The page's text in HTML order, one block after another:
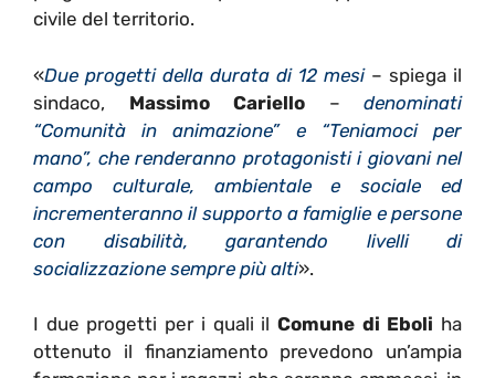
civile del territorio.
«Due progetti della durata di 12 mesi– spiega il
sindaco, Massimo Cariello – denominati
“Comunità in animazione” e “Teniamoci per
mano”, che renderanno protagonisti i giovani nel
campo culturale, ambientale e sociale ed
incrementeranno il supporto a famiglie e persone
con disabilità, garantendo livelli di
socializzazione sempre più alti».
I due progetti per i quali il Comune di Eboli ha
ottenuto il finanziamento prevedono un’ampia